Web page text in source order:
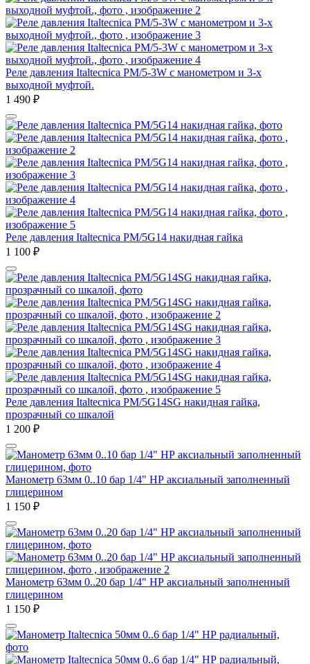
Реле давления Italtecnica PM/5-3W с манометром и 3-х
выходной муфтой.
1 490 ₽
Реле давления Italtecnica PM/5G14 накидная гайка
1 100 ₽
Реле давления Italtecnica PM/5G14SG накидная гайка,
прозрачный со шкалой
1 200 ₽
Манометр 63мм 0..10 бар 1/4" НР аксиальный заполненный
глицерином
1 150 ₽
Манометр 63мм 0..20 бар 1/4" НР аксиальный заполненный
глицерином
1 150 ₽